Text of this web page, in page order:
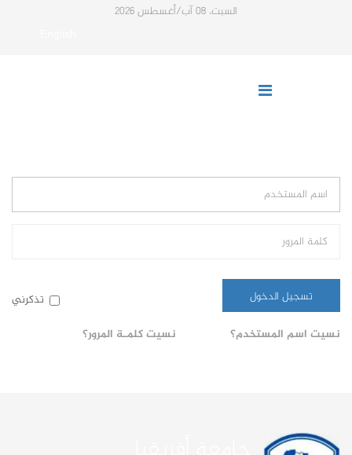
السبت، 08 آب/أغسطس 2026
تذكرني تسجيل الدخول
نسيت كلمـة المرور؟ نسيت اسم المستخدم؟